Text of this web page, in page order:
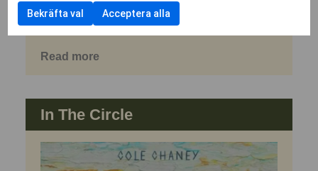
vecka, åtminstone inte i min värld, däremot 20
riktigt fina bitar.
Read more
In The Circle
Bekräfta val Acceptera alla